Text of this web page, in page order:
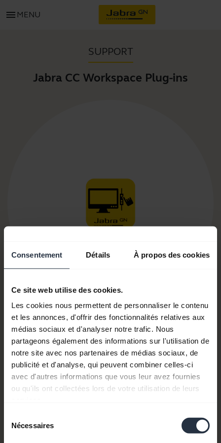
Consentement Détails À propos des cookies
Ce site web utilise des cookies.
Les cookies nous permettent de personnaliser le contenu
et les annonces, d'offrir des fonctionnalités relatives aux
médias sociaux et d'analyser notre trafic. Nous
partageons également des informations sur l'utilisation de
notre site avec nos partenaires de médias sociaux, de
publicité et d'analyse, qui peuvent combiner celles-ci
avec d'autres informations que vous leur avez fournies
ou qu'ils ont collectées lors de votre utilisation de leurs
Nécessaires
menu MENU
SUPPORT
Jabra CC Workspace Plug-ins
Item no:14501-12
Numéro(s) de modèle(s) :N/A